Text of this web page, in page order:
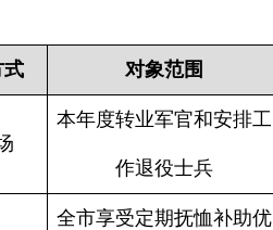
式 对象范围
本年度转业军官和安排工
作退役士兵
全市享受定期抚恤补助优